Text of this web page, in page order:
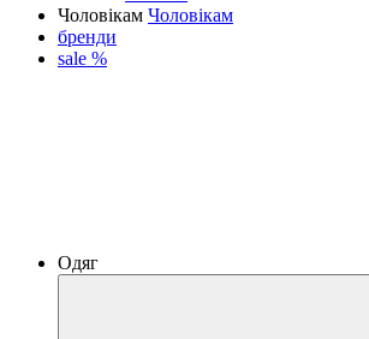
Чоловікам Чоловікам
бренди
sale %
Одяг